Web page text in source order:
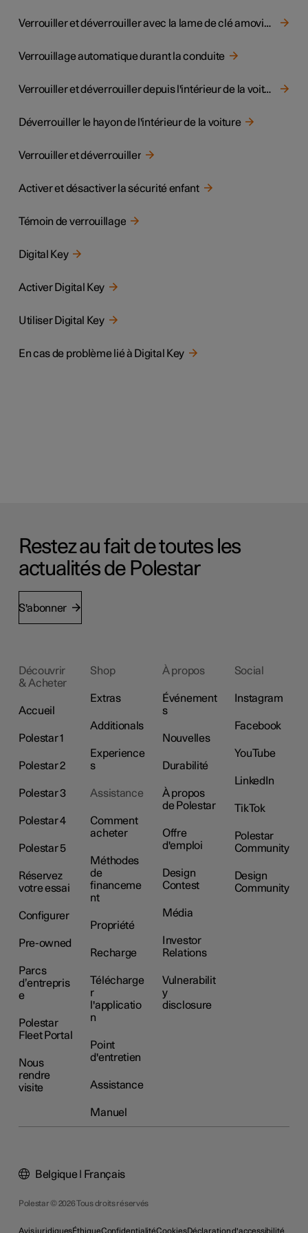
Verrouiller et déverrouiller avec la lame de clé amovible
Verrouillage automatique durant la conduite
Verrouiller et déverrouiller depuis l'intérieur de la voiture
Déverrouiller le hayon de l'intérieur de la voiture
Verrouiller et déverrouiller
Activer et désactiver la sécurité enfant
Témoin de verrouillage
Digital Key
Activer Digital Key
Utiliser Digital Key
En cas de problème lié à Digital Key
Restez au fait de toutes les
actualités de Polestar
S'abonner
Découvrir
& Acheter
Accueil
Polestar 1
Polestar 2
Polestar 3
Polestar 4
Polestar 5
Réservez
votre essai
Configurer
Pre-owned
Parcs
d’entrepris
e
Polestar
Fleet Portal
Nous
rendre
visite
Shop
Extras
Additionals
Experience
s
Assistance
Comment
acheter
Méthodes
de
financeme
nt
Propriété
Recharge
Télécharge
r
l'applicatio
n
Point
d'entretien
Assistance
Manuel
À propos
Événement
s
Nouvelles
Durabilité
À propos
de Polestar
Offre
d'emploi
Design
Contest
Média
Investor
Relations
Vulnerabilit
y
disclosure
Social
Instagram
Facebook
YouTube
LinkedIn
TikTok
Polestar
Community
Design
Community
Polestar © 2026 Tous droits réservés
Avis juridiquesÉthiqueConfidentialitéCookiesDéclaration d'accessibilité
Belgique | Français